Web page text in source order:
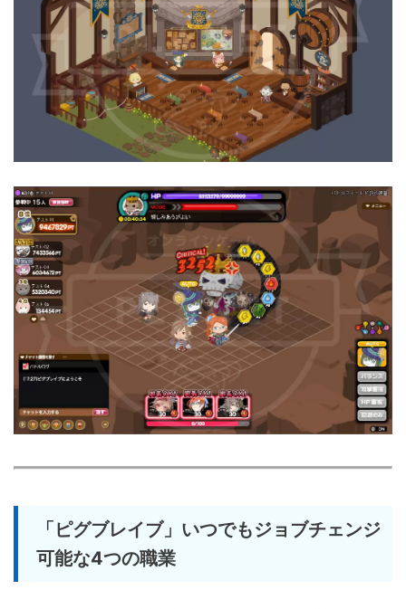
「ピグブレイブ」いつでもジョブチェンジ
可能な4つの職業